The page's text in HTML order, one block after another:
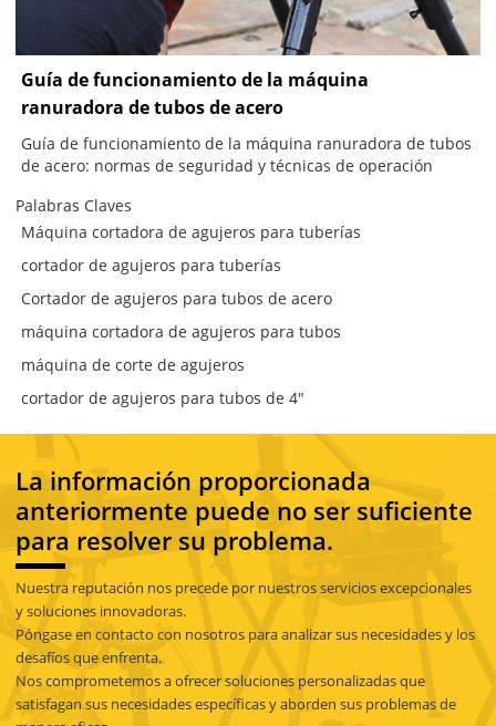
Guía de funcionamiento de la máquina
ranuradora de tubos de acero
Guía de funcionamiento de la máquina ranuradora de tubos
de acero: normas de seguridad y técnicas de operación
Palabras Claves
Máquina cortadora de agujeros para tuberías
cortador de agujeros para tuberías
Cortador de agujeros para tubos de acero
máquina cortadora de agujeros para tubos
máquina de corte de agujeros
cortador de agujeros para tubos de 4"
La información proporcionada
anteriormente puede no ser suficiente
para resolver su problema.
Nuestra reputación nos precede por nuestros servicios excepcionales
y soluciones innovadoras.
Póngase en contacto con nosotros para analizar sus necesidades y los
desafíos que enfrenta.
Nos comprometemos a ofrecer soluciones personalizadas que
satisfagan sus necesidades específicas y aborden sus problemas de